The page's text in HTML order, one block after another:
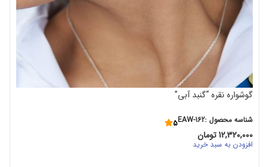
گوشواره نقره “گنبد آبی”
شناسه محصول :EAW-162 5
12,320,000تومان
افزودن به سبد خرید